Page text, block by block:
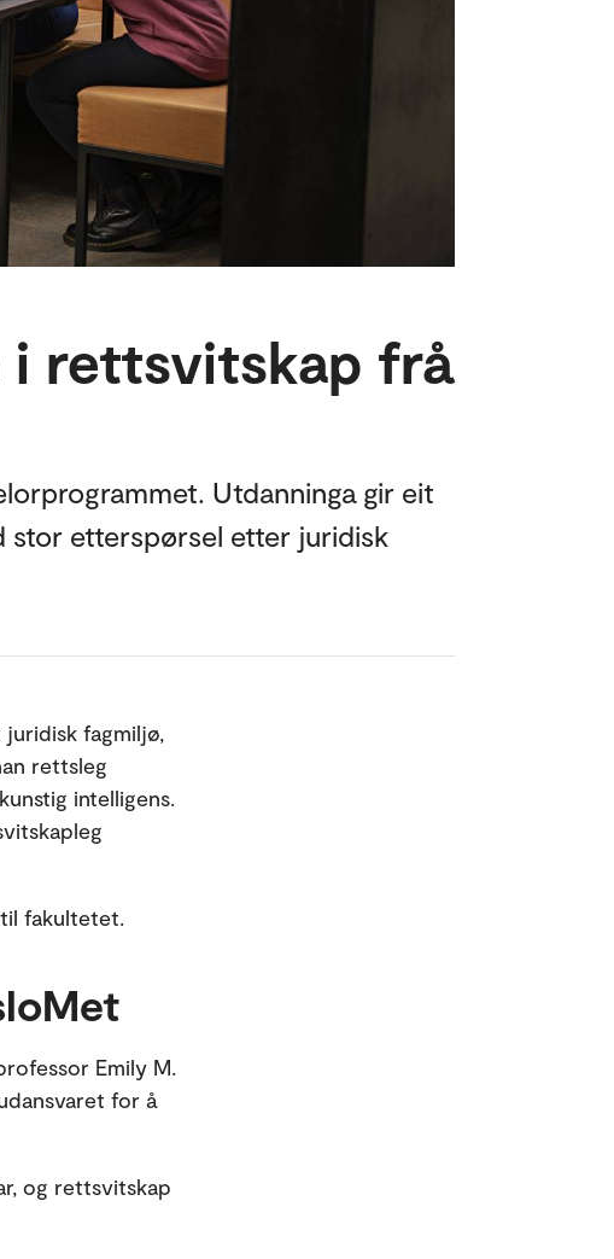
rettsvitskap frå
Utdanninga gir eit
stor etterspørsel etter juridisk
fagmiljø,
rettsleg
intelligens.
fakultetet.
Emily M.
for å
og rettsvitskap